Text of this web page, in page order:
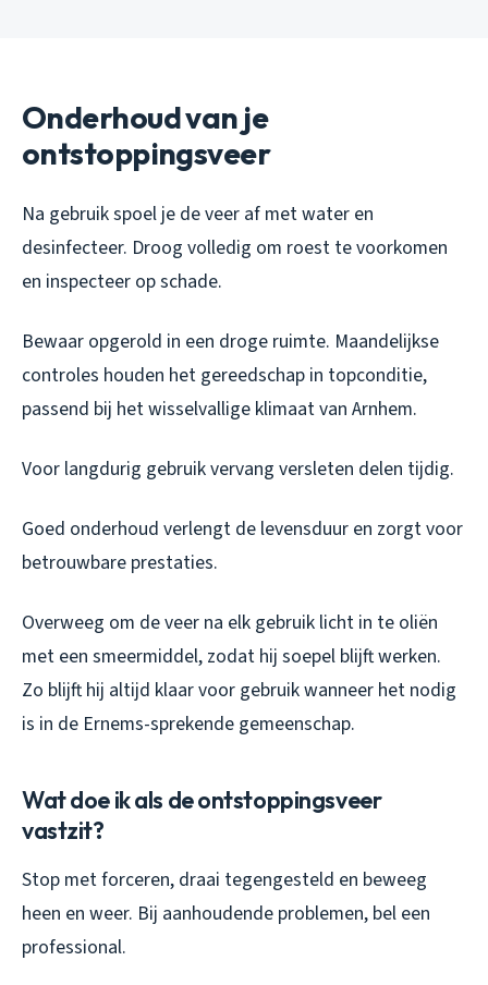
Onderhoud van je
ontstoppingsveer
Na gebruik spoel je de veer af met water en
desinfecteer. Droog volledig om roest te voorkomen
en inspecteer op schade.
Bewaar opgerold in een droge ruimte. Maandelijkse
controles houden het gereedschap in topconditie,
passend bij het wisselvallige klimaat van Arnhem.
Voor langdurig gebruik vervang versleten delen tijdig.
Goed onderhoud verlengt de levensduur en zorgt voor
betrouwbare prestaties.
Overweeg om de veer na elk gebruik licht in te oliën
met een smeermiddel, zodat hij soepel blijft werken.
Zo blijft hij altijd klaar voor gebruik wanneer het nodig
is in de Ernems-sprekende gemeenschap.
Wat doe ik als de ontstoppingsveer
vastzit?
Stop met forceren, draai tegengesteld en beweeg
heen en weer. Bij aanhoudende problemen, bel een
professional.